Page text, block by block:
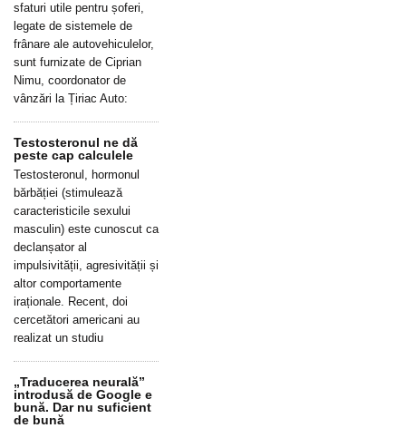
sfaturi utile pentru șoferi,
legate de sistemele de
frânare ale autovehiculelor,
sunt furnizate de Ciprian
Nimu, coordonator de
vânzări la Țiriac Auto:
Testosteronul ne dă
peste cap calculele
Testosteronul, hormonul
bărbăției (stimulează
caracteristicile sexului
masculin) este cunoscut ca
declanșator al
impulsivității, agresivității și
altor comportamente
iraționale. Recent, doi
cercetători americani au
realizat un studiu
„Traducerea neurală”
introdusă de Google e
bună. Dar nu suficient
de bună